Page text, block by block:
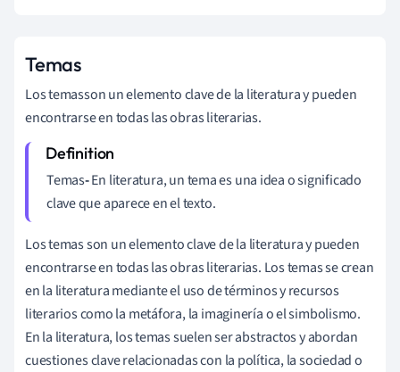
Temas
Los temasson un elemento clave de la literatura y pueden
encontrarse en todas las obras literarias.
Temas-En literatura, un tema es una idea o significado
clave que aparece en el texto.
Los temas son un elemento clave de la literatura y pueden
encontrarse en todas las obras literarias. Los temas se crean
en la literatura mediante el uso de términos y recursos
literarios como la metáfora, la imaginería o el simbolismo.
En la literatura, los temas suelen ser abstractos y abordan
cuestiones clave relacionadas con la política, la sociedad o